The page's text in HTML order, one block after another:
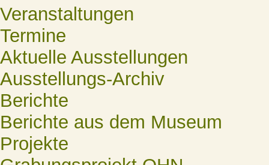
Veranstaltungen
Termine
Aktuelle Ausstellungen
Ausstellungs-Archiv
Berichte
Berichte aus dem Museum
Projekte